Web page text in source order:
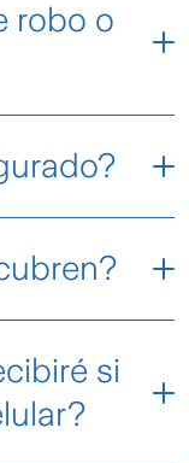
robo o
pasos:
del
si